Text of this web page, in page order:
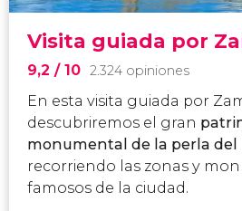
Visita guiada por
9,2 / 10 2.324 opiniones
En esta visita guiada por
descubriremos el gran
monumental de la perla del
recorriendo las zonas y
famosos de la ciudad.